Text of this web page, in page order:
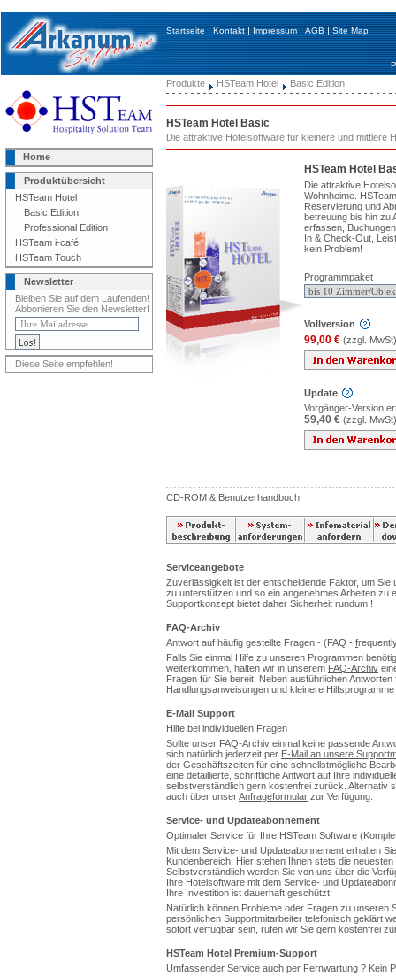
Startseite|Kontakt|Impressum|AGB|Site Map
Home
Produktübersicht
HSTeam Hotel
Basic Edition
Professional Edition
HSTeam i-café
HSTeam Touch
Newsletter
Bleiben Sie auf dem Laufenden!
Abbonieren Sie den Newsletter!
Diese Seite empfehlen!
Produkte HSTeam Hotel Basic Edition
HSTeam Hotel Basic
Die attraktive Hotelsoftware für kleinere und mittlere
HSTeam Hotel
Die attraktive
Wohnheime.
Reservierung und
betreuung bis hin zu
erfassen,
In & Check-Out,
kein Problem!
Programmpaket
Vollversion
99,00 € (zzgl. MwSt)
Update
Vorgänger-Version
59,40 € (zzgl. MwSt)
CD-ROM & Benutzerhandbuch
Serviceangebote
Zuverlässigkeit ist der entscheidende Faktor, um Sie
zu unterstützen und so ein angenehmes Arbeiten zu
Supportkonzept bietet daher Sicherheit rundum !
FAQ-Archiv
Antwort auf häufig gestellte Fragen - (FAQ - f
Falls Sie einmal Hilfe zu unseren Programmen
weiterkommen, halten wir in unserem FAQ-Archiv
Fragen für Sie bereit. Neben ausführlichen Antworten
Handlungsanweisungen und kleinere
E-Mail Support
Hilfe bei individuellen Fragen
Sollte unser FAQ-Archiv einmal keine passende
sich natürlich jederzeit per E-Mail an unsere
der Geschäftszeiten für eine schnellstmögliche
eine detaillierte, schriftliche Antwort auf Ihre
selbstverständlich gern kostenfrei zurück. Alternativ
auch über unserAnfrageformular zur Verfügung.
Service- und Updateabonnement
Optimaler Service für Ihre HSTeam Software
Mit dem Service- und Updateabonnement erhalten
Kundenbereich. Hier stehen Ihnen stets die
Selbstverständlich werden Sie von uns über die
Ihre Hotelsoftware mit dem Service- und
Ihre Investition ist dauerhaft geschützt.
Natürlich können Probleme oder Fragen zu unseren
persönlichen Supportmitarbeiter telefonisch geklärt
sofort verfügbar sein, rufen wir Sie gern kostenfrei
HSTeam Hotel Premium-Support
Umfassender Service auch per Fernwartung ? Kein